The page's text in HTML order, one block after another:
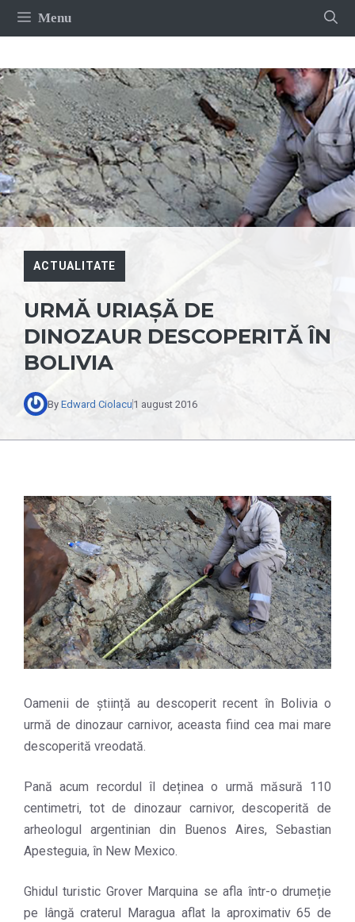
Sari
Menu
ACTUALITATE
URMĂ URIAȘĂ DE
DINOZAUR DESCOPERITĂ ÎN
BOLIVIA
By Edward Ciolacu 1 august 2016
Oamenii de știință au descoperit recent în Bolivia o
urmă de dinozaur carnivor, aceasta fiind cea mai mare
descoperită vreodată.
Pană acum recordul îl deținea o urmă măsură 110
centimetri, tot de dinozaur carnivor, descoperită de
arheologul argentinian din Buenos Aires, Sebastian
Apesteguia, în New Mexico.
Ghidul turistic Grover Marquina se afla într-o drumeție
pe lângă craterul Maragua aflat la aproximativ 65 de